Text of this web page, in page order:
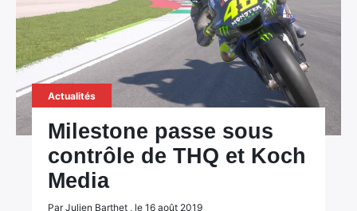
Actualités
Milestone passe sous
contrôle de THQ et Koch
Media
Par Julien Barthet , le 16 août 2019